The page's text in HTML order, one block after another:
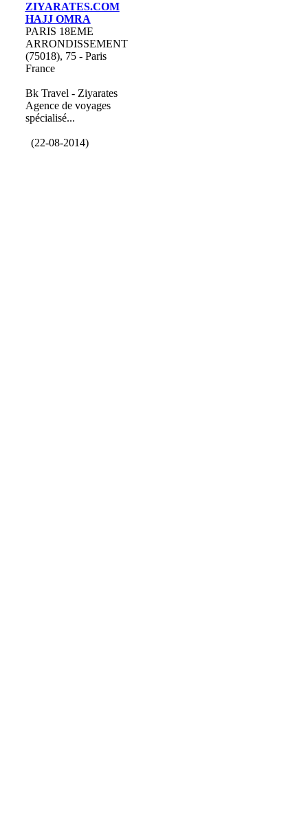
ZIYARATES.COM
HAJJ OMRA
PARIS 18EME
ARRONDISSEMENT
(75018), 75 - Paris
France
Bk Travel - Ziyarates
Agence de voyages
spécialisé...
(22-08-2014)